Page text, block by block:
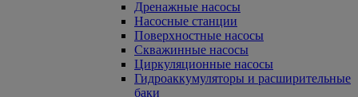
Дренажные насосы
Насосные станции
Поверхностные насосы
Скважинные насосы
Циркуляционные насосы
Гидроаккумуляторы и расширительные
баки